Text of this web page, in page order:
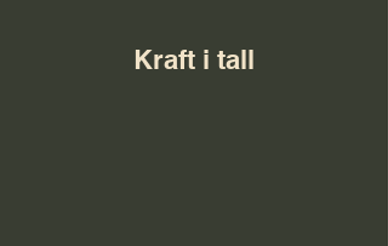
Kraft i tall